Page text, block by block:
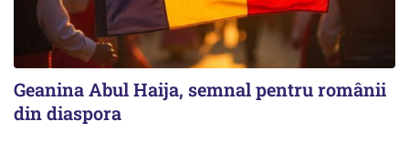
Geanina Abul Haija, semnal pentru românii
din diaspora